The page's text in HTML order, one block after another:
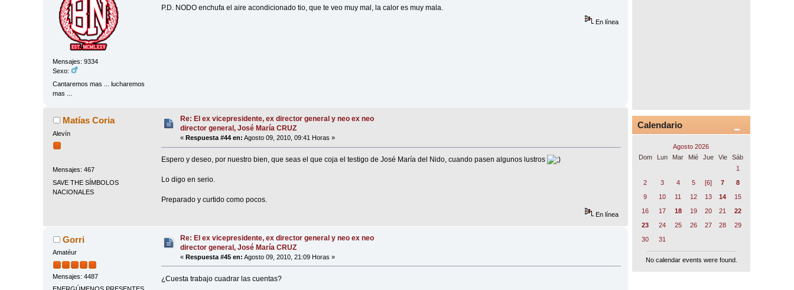
Mensajes: 9334
Sexo:
Cantaremos mas ... lucharemos
mas ...
P.D. NODO enchufa el aire acondicionado tio, que te veo muy mal, la calor es muy mala.
En línea
Matías Coria
Alevín
Mensajes: 467
SAVE THE SÍMBOLOS
NACIONALES
Re: El ex vicepresidente, ex director general y neo ex neo
director general, José María CRUZ
«Respuesta #44 en: Agosto 09, 2010, 09:41 Horas »
Espero y deseo, por nuestro bien, que seas el que coja el testigo de José María del Nido, cuando pasen algunos lustros
Lo digo en serio.
Preparado y curtido como pocos.
En línea
Gorri
Amatéur
Mensajes: 4487
Re: El ex vicepresidente, ex director general y neo ex neo
director general, José María CRUZ
«Respuesta #45 en: Agosto 09, 2010, 21:09 Horas »
¿Cuesta trabajo cuadrar las cuentas?
Calendario
Agosto 2026
Dom
Lun Mar Mié Jue Vie
Sáb
1
2
3 4 5 [6] 7
8
9
10 11 12 13 14
15
16
17 18 19 20 21
22
23
24 25 26 27 28
29
30
31
No calendar events were found.